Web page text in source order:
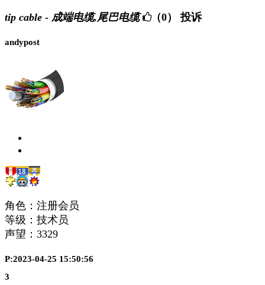
tip cable - 成端电缆,尾巴电缆 （0） 投诉
andypost
角色：注册会员
等级：技术员
声望： 3329
P:2023-04-25 15:50:56
3